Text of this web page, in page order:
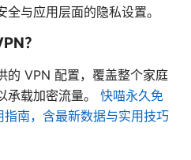
与应用层面的隐私设置。
？
的 VPN 配置，覆盖整个家庭
承载加密流量。 快喵永久免
南，含最新数据与实用技巧